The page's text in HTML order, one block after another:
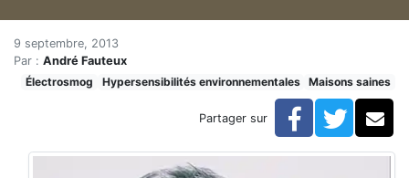
Accueil
Articles
Maisons saines
Hypersensibilités environnementales
L'électrosensibilité sera démystifiée au Projet
L'électrosensibilité sera
9 septembre, 2013
Par : André Fauteux
Électrosmog
Hypersensibilités environnementales Maisons saines
Partager sur Facebook